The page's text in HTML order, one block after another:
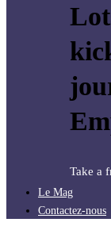
Take a
Le Mag
Contactez-nous